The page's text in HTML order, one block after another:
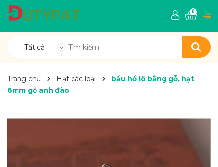
Tất cả
0
Trang chủ Hạt các loại
bầu hồ lô bằng gỗ, hạt
6mm gỗ anh đào